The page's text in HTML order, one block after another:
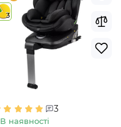
3
3
В наявності